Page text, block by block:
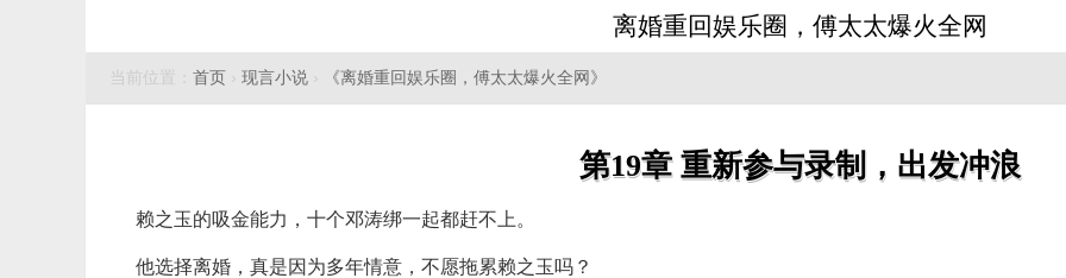
离婚重回娱乐圈，傅太太爆火全网
当前位置： 首页 › 现言小说 › 《离婚重回娱乐圈，傅太太爆火全网》
第19章 重新参与录制，出发冲浪
赖之玉的吸金能力，十个邓涛绑一起都赶不上。
他选择离婚，真是因为多年情意，不愿拖累赖之玉吗？